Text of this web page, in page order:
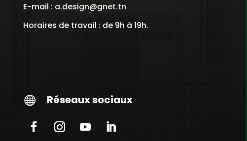
E-mail : a.design@gnet.tn
Horaires de travail : de 9h à 19h.
 Réseaux sociaux